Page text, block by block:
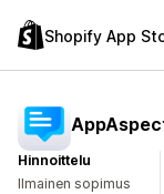
Shopify App
Hinnoittelu
Ilmainen sopimus